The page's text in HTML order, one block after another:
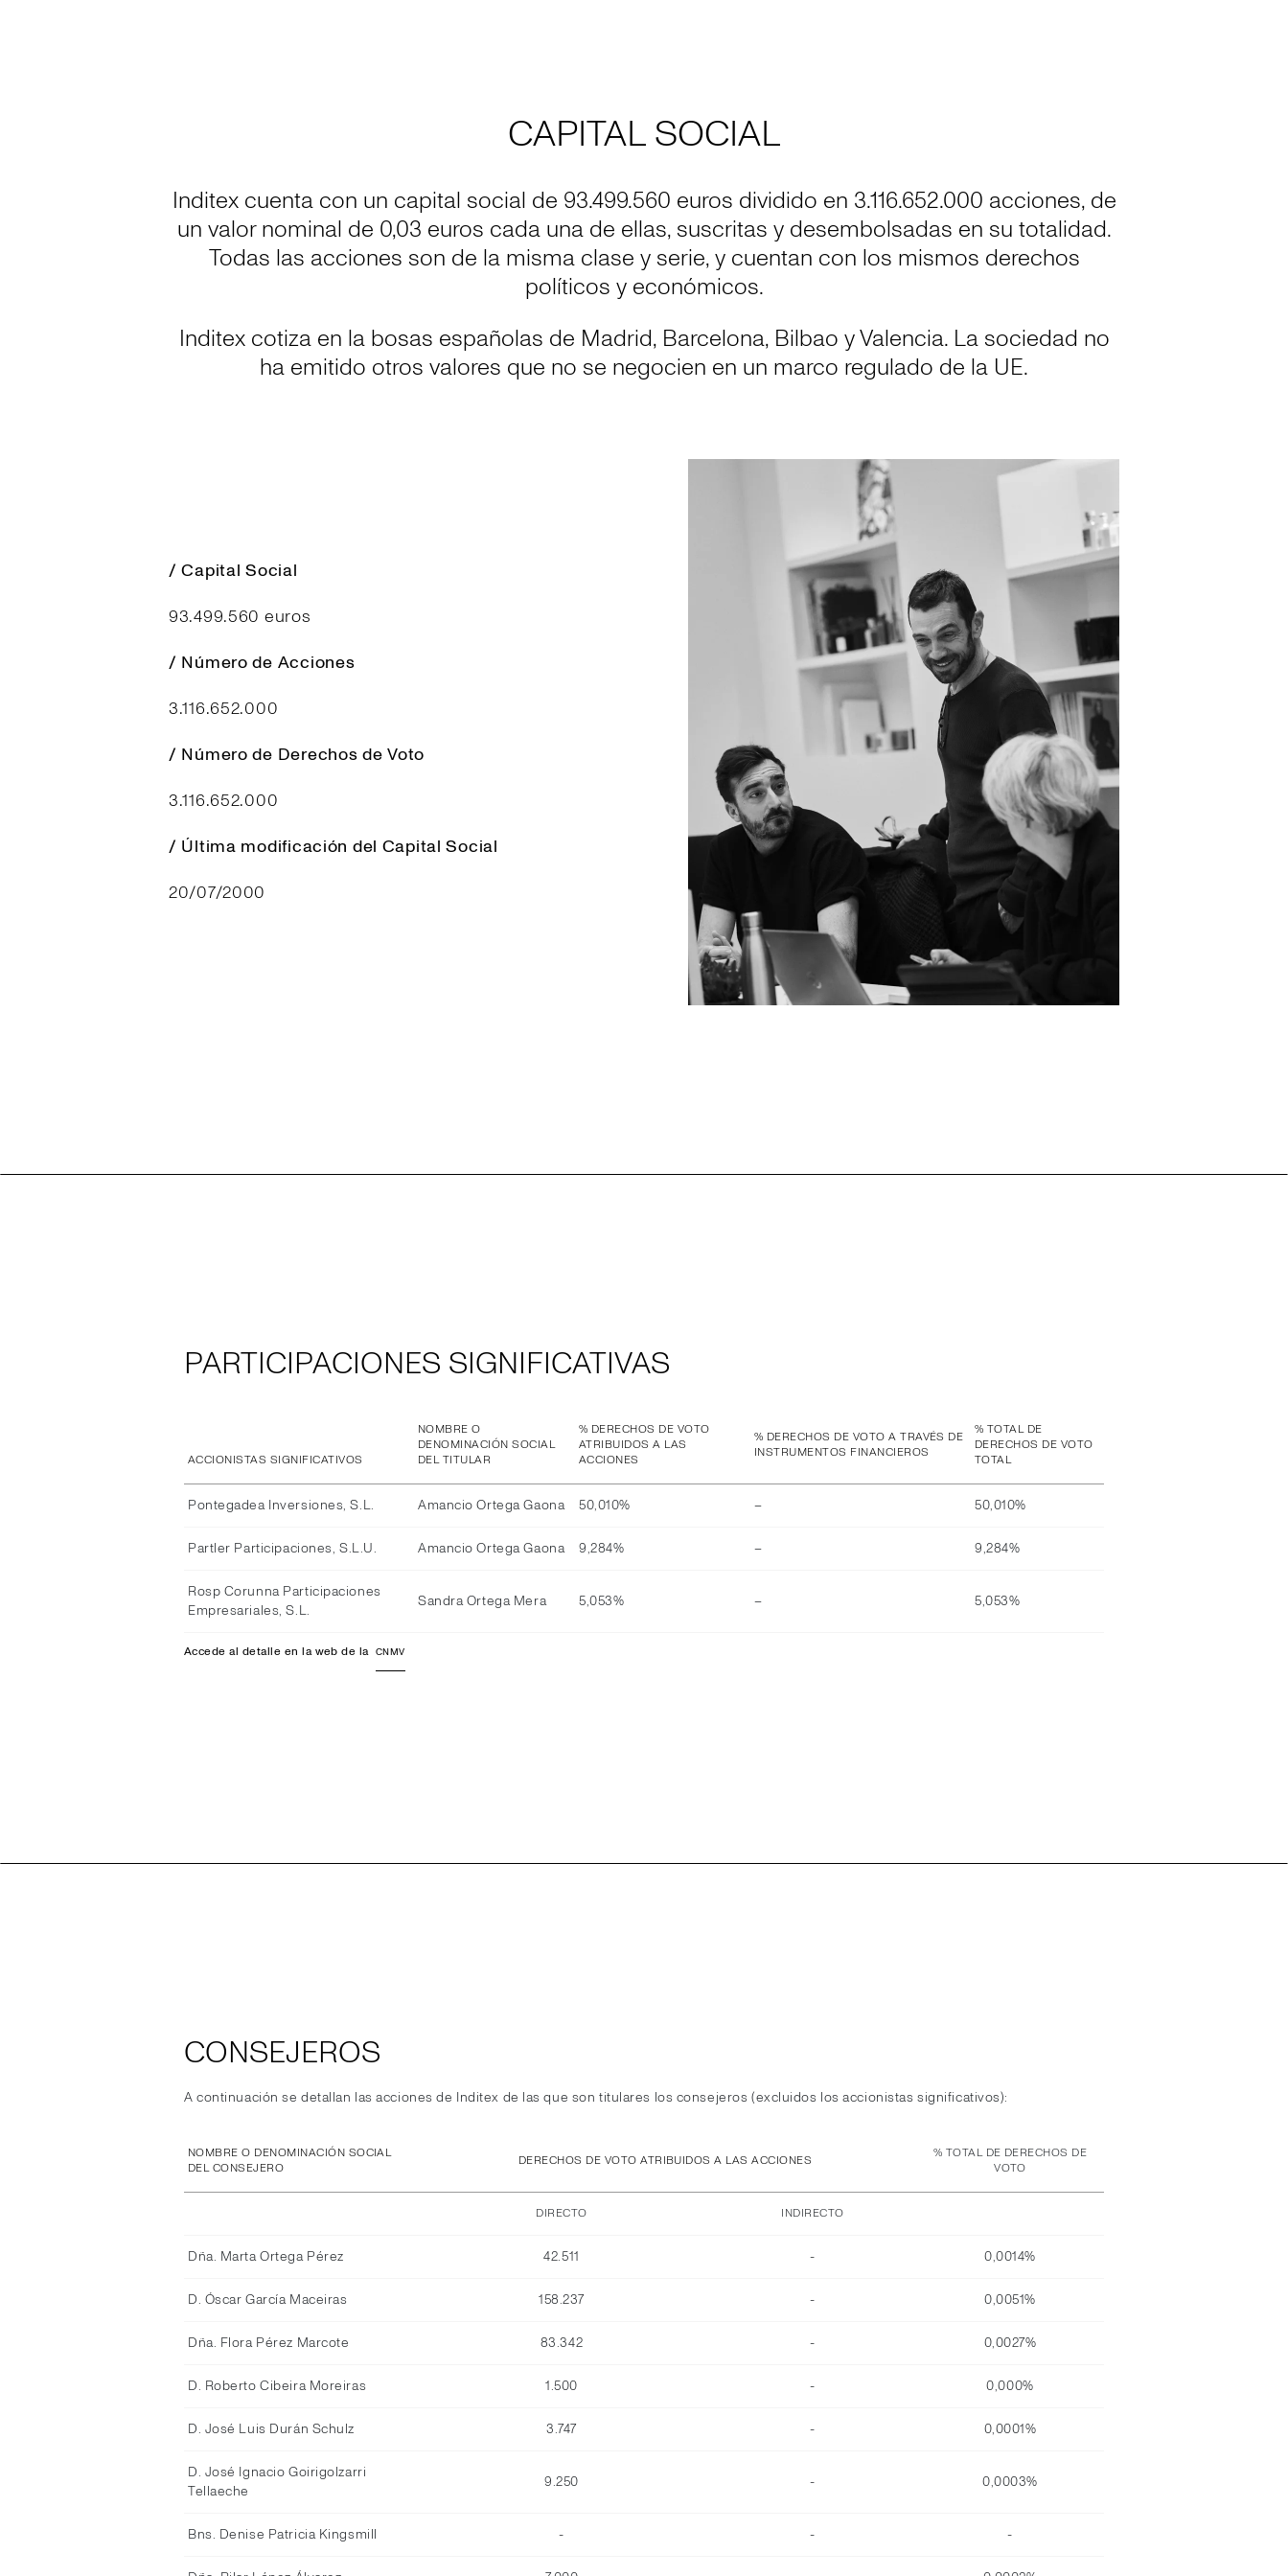
CAPITAL SOCIAL
Inditex cuenta con un capital social de 93.499.560 euros dividido en 3.116.652.000 acciones, de
un valor nominal de 0,03 euros cada una de ellas, suscritas y desembolsadas en su totalidad.
Todas las acciones son de la misma clase y serie, y cuentan con los mismos derechos
políticos y económicos.
Inditex cotiza en la bosas españolas de Madrid, Barcelona, Bilbao y Valencia. La sociedad no
ha emitido otros valores que no se negocien en un marco regulado de la UE.
/ Capital Social
93.499.560 euros
/ Número de Acciones
3.116.652.000
/ Número de Derechos de Voto
3.116.652.000
/ Última modificación del Capital Social
20/07/2000
PARTICIPACIONES SIGNIFICATIVAS
ACCIONISTAS SIGNIFICATIVOS
NOMBRE O
DENOMINACIÓN SOCIAL
DEL TITULAR
% DERECHOS DE VOTO
ATRIBUIDOS A LAS
ACCIONES
% DERECHOS DE VOTO A TRAVÉS DE
INSTRUMENTOS FINANCIEROS
% TOTAL DE
DERECHOS DE VOTO
TOTAL
Pontegadea Inversiones, S.L. Amancio Ortega Gaona 50,010% – 50,010%
Partler Participaciones, S.L.U. Amancio Ortega Gaona 9,284% – 9,284%
Rosp Corunna Participaciones
Empresariales, S.L.
Sandra Ortega Mera 5,053% – 5,053%
Accede al detalle en la web de la CNMV
CONSEJEROS
A continuación se detallan las acciones de Inditex de las que son titulares los consejeros (excluidos los accionistas significativos):
NOMBRE O DENOMINACIÓN SOCIAL
DEL CONSEJERO
DERECHOS DE VOTO ATRIBUIDOS A LAS ACCIONES
% TOTAL DE DERECHOS DE
VOTO
DIRECTO INDIRECTO
Dña. Marta Ortega Pérez 42.511 - 0,0014%
D. Óscar García Maceiras 158.237 - 0,0051%
Dña. Flora Pérez Marcote 83.342 - 0,0027%
D. Roberto Cibeira Moreiras 1.500 - 0,000%
D. José Luis Durán Schulz 3.747 - 0,0001%
D. José Ignacio Goirigolzarri
Tellaeche
9.250 - 0,0003%
Bns. Denise Patricia Kingsmill - - -